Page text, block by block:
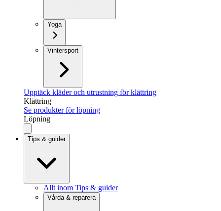
Yoga
Vintersport
Upptäck kläder och utrustning för klättring
Klättring
Se produkter för löpning
Löpning
Tips & guider
Allt inom Tips & guider
Vårda & reparera